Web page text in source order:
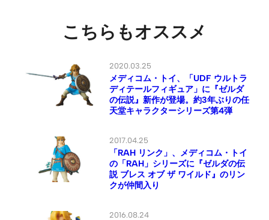
こちらもオススメ
2020.03.25
メディコム・トイ、「UDF ウルトラ
ディテールフィギュア」に『ゼルダ
の伝説』新作が登場。約3年ぶりの任
天堂キャラクターシリーズ第4弾
2017.04.25
「RAH リンク」、メディコム・トイ
の「RAH」シリーズに『ゼルダの伝
説 ブレス オブ ザ ワイルド』のリン
クが仲間入り
2016.08.24